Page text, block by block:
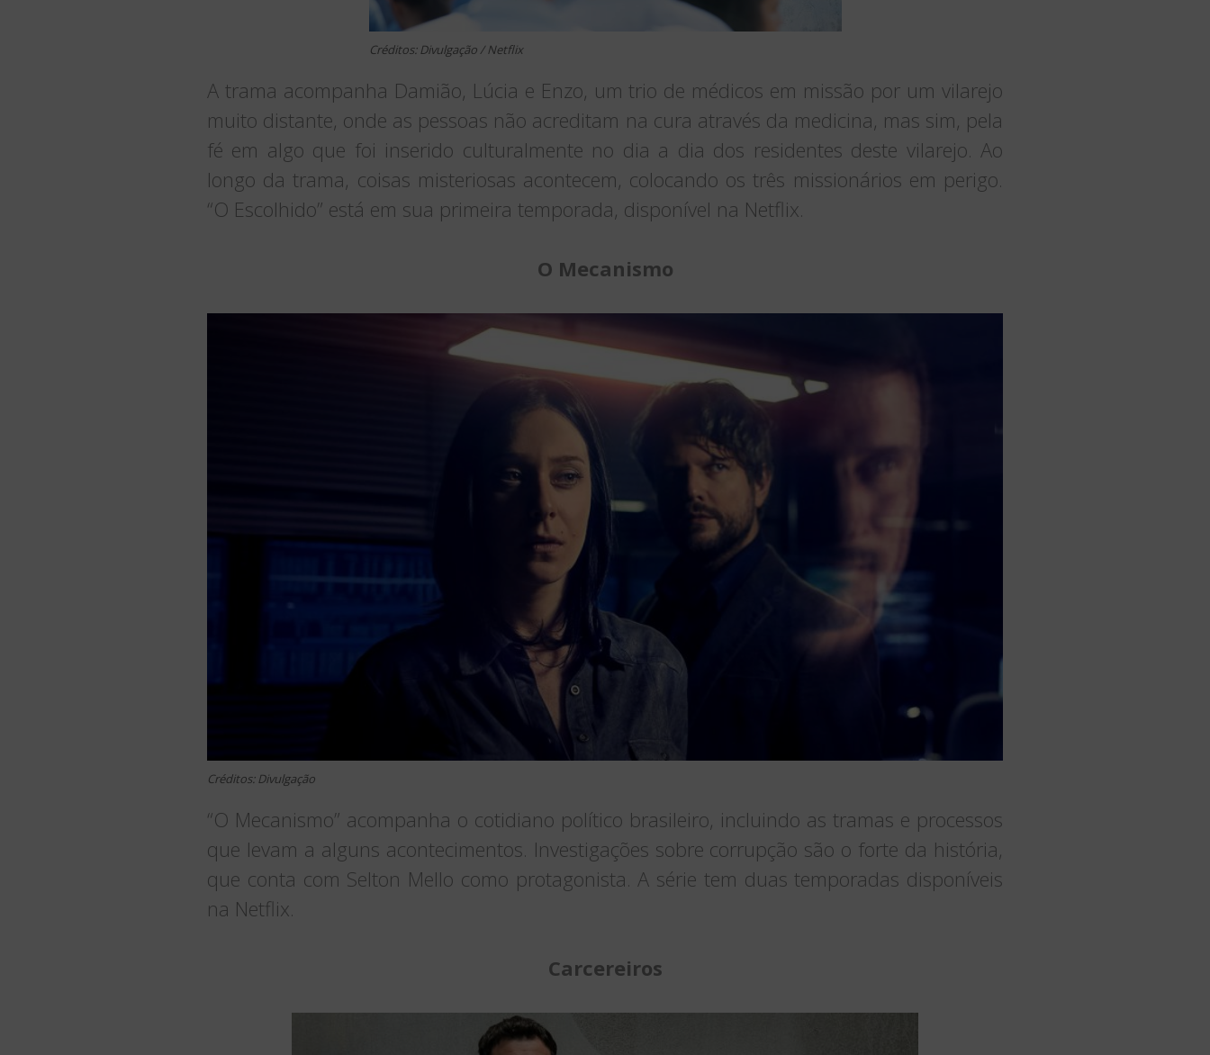
Créditos: Divulgação / Netflix
A trama acompanha Damião, Lúcia e Enzo, um trio de médicos em missão por um vilarejo
muito distante, onde as pessoas não acreditam na cura através da medicina, mas sim, pela
fé em algo que foi inserido culturalmente no dia a dia dos residentes deste vilarejo. Ao
longo da trama, coisas misteriosas acontecem, colocando os três missionários em perigo.
“O Escolhido” está em sua primeira temporada, disponível na Netflix.
O Mecanismo
Créditos: Divulgação
“O Mecanismo” acompanha o cotidiano político brasileiro, incluindo as tramas e processos
que levam a alguns acontecimentos. Investigações sobre corrupção são o forte da história,
que conta com Selton Mello como protagonista. A série tem duas temporadas disponíveis
na Netflix.
Carcereiros